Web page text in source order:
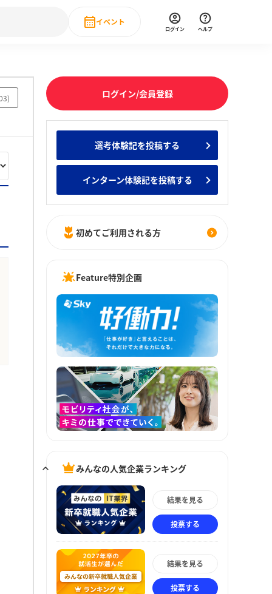
卒就職人気企業ランキング みんなのインターン人気企業ランキ
・DX現場社員インタビュー
イベント
直近のイベント一覧
ログイン ヘルプ
) ログイン/会員登録
選考体験記を投稿する
インターン体験記を投稿する
初めてご利用される方
Feature特別企画
みんなの人気企業ランキング
結果を見る
投票する
結果を見る
投票する